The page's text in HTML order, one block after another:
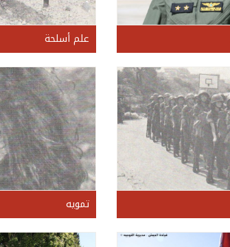
علم أسلحة
تمويه